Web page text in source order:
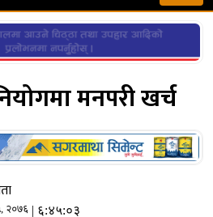
मनपरी खर्च
२०७६ | ६:४५:०३